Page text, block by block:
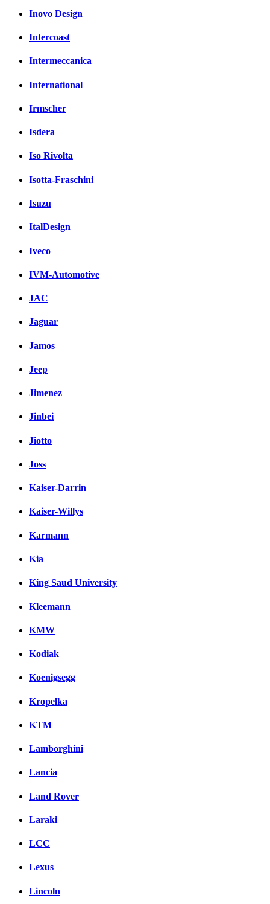
Inovo Design
Intercoast
Intermeccanica
International
Irmscher
Isdera
Iso Rivolta
Isotta-Fraschini
Isuzu
ItalDesign
Iveco
IVM-Automotive
JAC
Jaguar
Jamos
Jeep
Jimenez
Jinbei
Jiotto
Joss
Kaiser-Darrin
Kaiser-Willys
Karmann
Kia
King Saud University
Kleemann
KMW
Kodiak
Koenigsegg
Kropelka
KTM
Lamborghini
Lancia
Land Rover
Laraki
LCC
Lexus
Lincoln